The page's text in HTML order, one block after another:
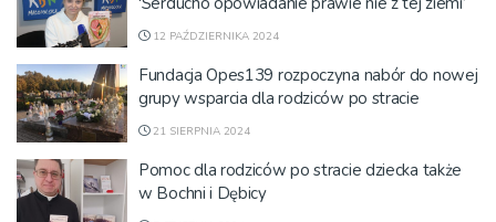
12 PAŹDZIERNIKA 2024
Fundacja Opes139 rozpoczyna nabór do nowej
grupy wsparcia dla rodziców po stracie
21 SIERPNIA 2024
Pomoc dla rodziców po stracie dziecka także
w Bochni i Dębicy